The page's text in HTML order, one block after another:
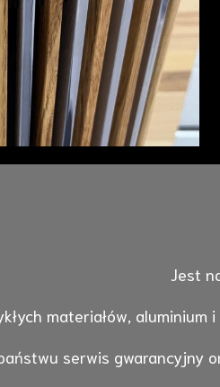
Jest
materiałów,
serwis gwarancyjny